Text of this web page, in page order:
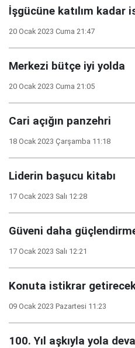
İşgücüne katılım kadar
20 Ocak 2023 Cuma 21:47
Merkezi bütçe iyi yolda
20 Ocak 2023 Cuma 21:05
Cari açığın panzehri
18 Ocak 2023 Çarşamba 11:18
Liderin başucu kitabı
17 Ocak 2023 Salı 12:28
Güveni daha
17 Ocak 2023 Salı 12:21
Konuta istikrar
09 Ocak 2023 Pazartesi 11:23
100. Yıl aşkıyla yola